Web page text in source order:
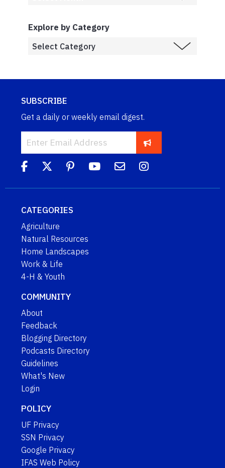
Explore by Category
SUBSCRIBE
Get a daily or weekly email digest.
CATEGORIES
Agriculture
Natural Resources
Home Landscapes
Work & Life
4-H & Youth
COMMUNITY
About
Feedback
Blogging Directory
Podcasts Directory
Guidelines
What's New
Login
POLICY
UF Privacy
SSN Privacy
Google Privacy
IFAS Web Policy